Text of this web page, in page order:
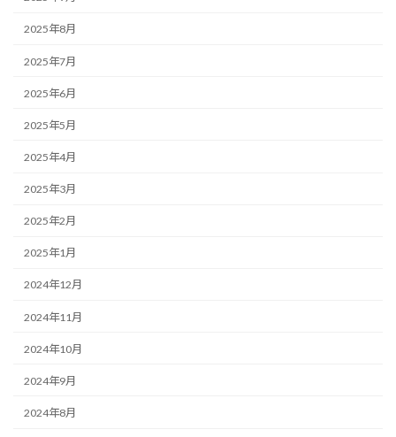
2025年8月
2025年7月
2025年6月
2025年5月
2025年4月
2025年3月
2025年2月
2025年1月
2024年12月
2024年11月
2024年10月
2024年9月
2024年8月